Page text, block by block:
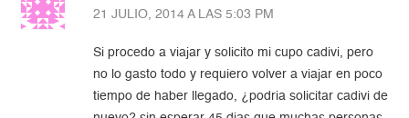
21 JULIO, 2014 A LAS 5:03 PM
Si procedo a viajar y solicito mi cupo cadivi, pero
no lo gasto todo y requiero volver a viajar en poco
tiempo de haber llegado, ¿podria solicitar cadivi de